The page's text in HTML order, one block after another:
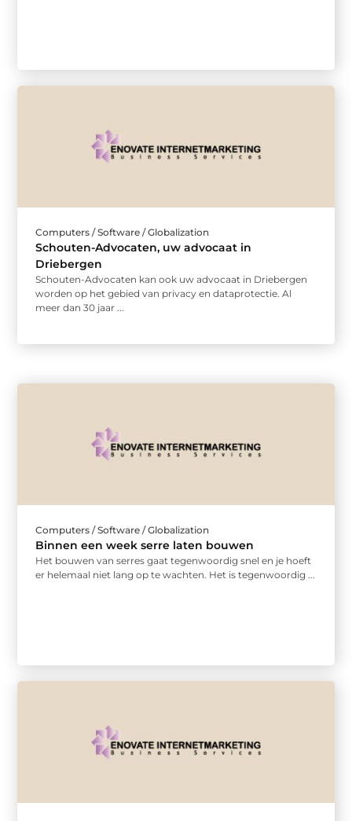
Computers / Software / Globalization
Schouten-Advocaten, uw advocaat in
Driebergen
Schouten-Advocaten kan ook uw advocaat in Driebergen
worden op het gebied van privacy en dataprotectie. Al
meer dan 30 jaar ...
Computers / Software / Globalization
Binnen een week serre laten bouwen
Het bouwen van serres gaat tegenwoordig snel en je hoeft
er helemaal niet lang op te wachten. Het is tegenwoordig ...